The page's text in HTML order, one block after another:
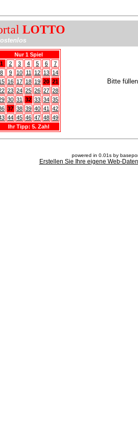
LOTTO
Nur 1 Spiel
1
2 3 4 5 6
7
8
9 10 11 12 13 14
16 17 18 19 20 21
23 24 25 26 27 28
30 31 32 33 34 35
37 38 39 40 41
42
44 45 46 47 48 49
Ihr Tipp: 5. Zahl
Bitte
powered in 0.01s by
Erstellen Sie Ihre eigene Web-